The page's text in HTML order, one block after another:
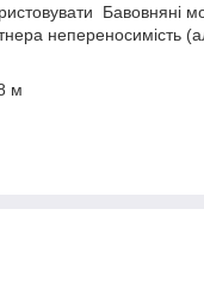
Бавовняні
непереносимість
м